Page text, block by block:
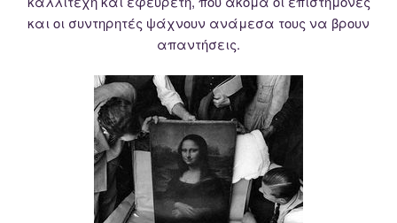
και οι συντηρητές ψάχνουν ανάμεσα τους να βρουν
απαντήσεις.